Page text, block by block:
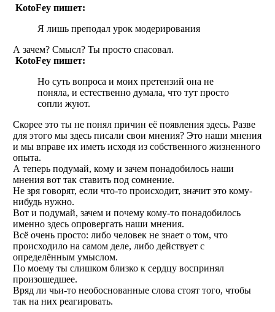
KotoFey пишет:
Я лишь преподал урок модерирования
А зачем? Смысл? Ты просто спасовал.
KotoFey пишет:
Но суть вопроса и моих претензий она не
поняла, и естественно думала, что тут просто
сопли жуют.
Скорее это ты не понял причин её появления здесь. Разве
для этого мы здесь писали свои мнения? Это наши мнения
и мы вправе их иметь исходя из собственного жизненного
опыта.
А теперь подумай, кому и зачем понадобилось наши
мнения вот так ставить под сомнение.
Не зря говорят, если что-то происходит, значит это кому-
нибудь нужно.
Вот и подумай, зачем и почему кому-то понадобилось
именно здесь опровергать наши мнения.
Всё очень просто: либо человек не знает о том, что
происходило на самом деле, либо действует с
определённым умыслом.
По моему ты слишком близко к сердцу воспринял
произошедшее.
Вряд ли чьи-то необоснованные слова стоят того, чтобы
так на них реагировать.